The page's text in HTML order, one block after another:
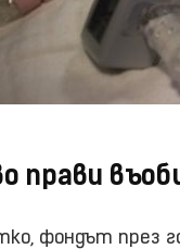
прави
фондът през